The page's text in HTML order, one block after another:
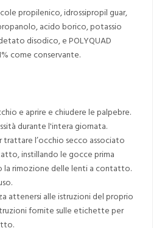
propilenico, idrossipropil guar,
acido borico, potassio
disodico, e POLYQUAD
come conservante.
e aprire e chiudere le palpebre.
durante l'intera giornata.
l’occhio secco associato
instillando le gocce prima
la rimozione delle lenti a contatto.
attenersi alle istruzioni del proprio
fornite sulle etichette per